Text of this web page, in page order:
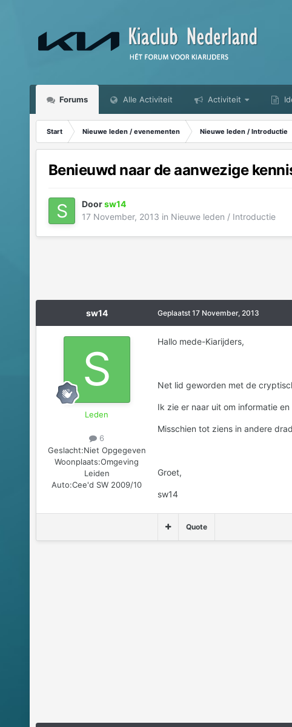
Forums Alle Activiteit Activiteit
Start Nieuwe leden / evenementen Nieuwe leden / Introductie
Benieuwd naar de aanwezige
Doorsw14
17 November, 2013 in Nieuwe leden / Introductie
sw14
Leden
6
Geslacht:Niet Opgegeven
Woonplaats:Omgeving
Leiden
Auto:Cee'd SW 2009/10
Geplaatst 17 November, 2013
Hallo mede-Kiarijders,
Net lid geworden met de
Ik zie er naar uit om informatie
Misschien tot ziens in andere
Groet,
sw14
Quote